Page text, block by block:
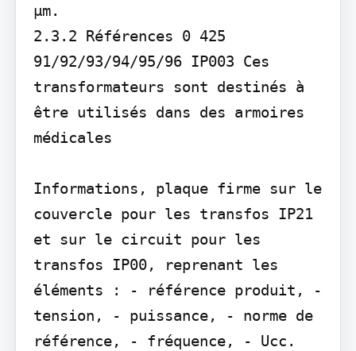
µm.
2.3.2 Références 0 425
91/92/93/94/95/96 IP003 Ces
transformateurs sont destinés à
être utilisés dans des armoires
médicales
Informations, plaque firme sur le
couvercle pour les transfos IP21
et sur le circuit pour les
transfos IP00, reprenant les
éléments : - référence produit, -
tension, - puissance, - norme de
référence, - fréquence, - Ucc.